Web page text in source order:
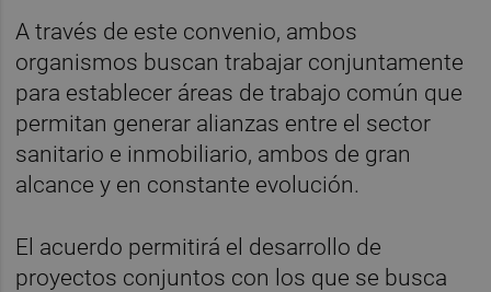
A través de este convenio, ambos
organismos buscan trabajar conjuntamente
para establecer áreas de trabajo común que
permitan generar alianzas entre el sector
sanitario e inmobiliario, ambos de gran
alcance y en constante evolución.
El acuerdo permitirá el desarrollo de
proyectos conjuntos con los que se busca